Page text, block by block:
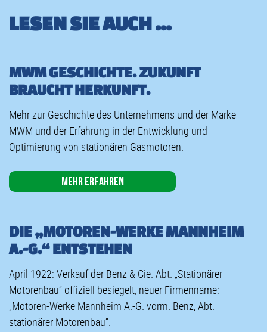
LESEN SIE AUCH ...
MWM GESCHICHTE. ZUKUNFT
BRAUCHT HERKUNFT.
Mehr zur Geschichte des Unternehmens und der Marke
MWM und der Erfahrung in der Entwicklung und
Optimierung von stationären Gasmotoren.
Mehr erfahren
DIE „MOTOREN-WERKE MANNHEIM
A.-G.“ ENTSTEHEN
April 1922: Verkauf der Benz & Cie. Abt. „Stationärer
Motorenbau“ offiziell besiegelt, neuer Firmenname:
„Motoren-Werke Mannheim A.-G. vorm. Benz, Abt.
stationärer Motorenbau“.